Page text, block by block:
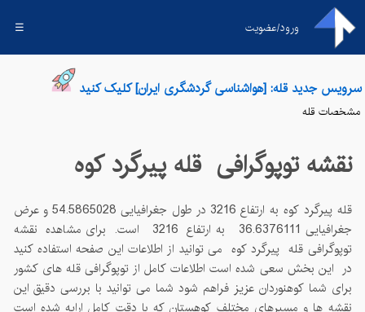
ورود/عضویت ☰
سرویس جدید قله: [هواشناسی گردشگری ایران] کلیک کنید
مشخصات قله
نقشه توپوگرافی قلهپیرگرد کوه
قلهپیرگرد کوه 3216
54.5865028 و عرض
جغرافیایی 36.6376111
3216
است. برای مشاهده نقشه
توپوگرافی قلهپیرگرد کوه می توانید از اطلاعات این صفحه استفاده کنید
در این بخش سعی شده است اطلاعات کامل از توپوگرافی قله های کشور
برای شما کوهنوردان عزیز فراهم شود شما می توانید با بررسی دقیق این
نقشه ها و مسیرهای مختلف کوهستان که با دقت کامل ارایه شده است